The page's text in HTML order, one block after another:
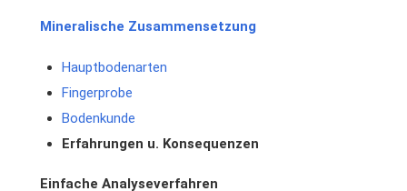
Mineralische Zusammensetzung
Hauptbodenarten
Fingerprobe
Bodenkunde
Erfahrungen u. Konsequenzen
Einfache Analyseverfahren